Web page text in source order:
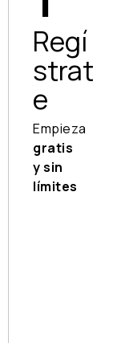
Regí
strat
e
Empieza
gratis
y sin
límites